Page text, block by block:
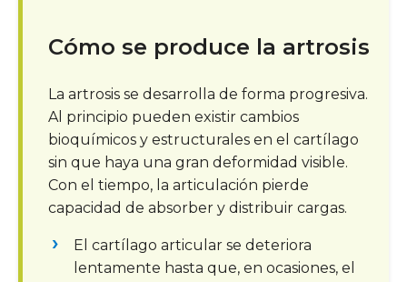
Cómo se produce la artrosis
La artrosis se desarrolla de forma progresiva.
Al principio pueden existir cambios
bioquímicos y estructurales en el cartílago
sin que haya una gran deformidad visible.
Con el tiempo, la articulación pierde
capacidad de absorber y distribuir cargas.
El cartílago articular se deteriora
lentamente hasta que, en ocasiones, el